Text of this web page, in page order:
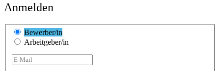
Anmelden
Bewerber/in
Arbeitgeber/in